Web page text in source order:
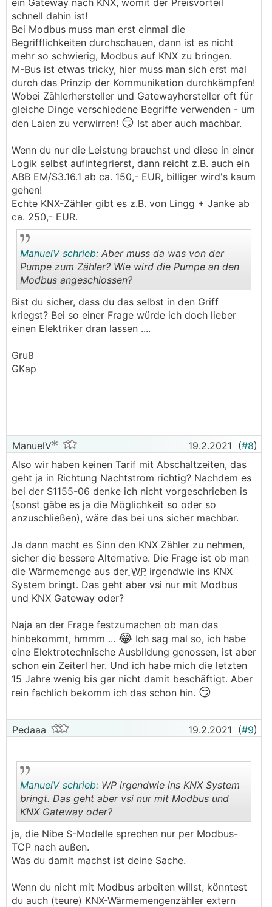
ein Gateway nach KNX, womit der Preisvorteil
schnell dahin ist!
Bei Modbus muss man erst einmal die
Begrifflichkeiten durchschauen, dann ist es nicht
mehr so schwierig, Modbus auf KNX zu bringen.
M-Bus ist etwas tricky, hier muss man sich erst mal
durch das Prinzip der Kommunikation durchkämpfen!
Wobei Zählerhersteller und Gatewayhersteller oft für
gleiche Dinge verschiedene Begriffe verwenden - um
den Laien zu verwirren! 😏 Ist aber auch machbar.
Wenn du nur die Leistung brauchst und diese in einer
Logik selbst aufintegrierst, dann reicht z.B. auch ein
ABB EM/S3.16.1 ab ca. 150,- EUR, billiger wird's kaum
gehen!
Echte KNX-Zähler gibt es z.B. von Lingg + Janke ab
ca. 250,- EUR.
..
ManuelV schrieb: Aber muss da was von der
Pumpe zum Zähler? Wie wird die Pumpe an den
Modbus angeschlossen?
Bist du sicher, dass du das selbst in den Griff
kriegst? Bei so einer Frage würde ich doch lieber
einen Elektriker dran lassen ....
Gruß
GKap
ManuelV 19.2.2021 (#8)
Also wir haben keinen Tarif mit Abschaltzeiten, das
geht ja in Richtung Nachtstrom richtig? Nachdem es
bei der S1155-06 denke ich nicht vorgeschrieben is
(sonst gäbe es ja die Möglichkeit so oder so
anzuschließen), wäre das bei uns sicher machbar.
Ja dann macht es Sinn den KNX Zähler zu nehmen,
sicher die bessere Alternative. Die Frage ist ob man
die Wärmemenge aus der WP irgendwie ins KNX
System bringt. Das geht aber vsi nur mit Modbus
und KNX Gateway oder?
Naja an der Frage festzumachen ob man das
hinbekommt, hmmm ... 😂 Ich sag mal so, ich habe
eine Elektrotechnische Ausbildung genossen, ist aber
schon ein Zeiterl her. Und ich habe mich die letzten
15 Jahre wenig bis gar nicht damit beschäftigt. Aber
rein fachlich bekomm ich das schon hin. 😏
Pedaaa 19.2.2021 (#9)
..
ManuelV schrieb: WP irgendwie ins KNX System
bringt. Das geht aber vsi nur mit Modbus und
KNX Gateway oder?
ja, die Nibe S-Modelle sprechen nur per Modbus-
TCP nach außen.
Was du damit machst ist deine Sache.
Wenn du nicht mit Modbus arbeiten willst, könntest
du auch (teure) KNX-Wärmemengenzähler extern